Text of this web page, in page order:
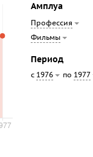
Амплуа
Профессия
Фильмы
Период
с 1976 по 1977